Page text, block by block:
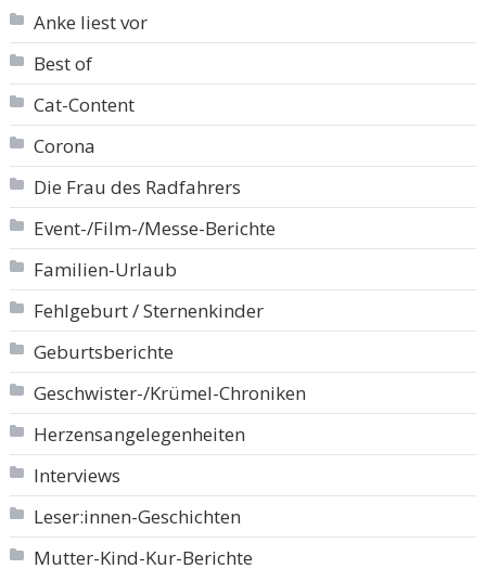
Anke liest vor
Best of
Cat-Content
Corona
Die Frau des Radfahrers
Event-/Film-/Messe-Berichte
Familien-Urlaub
Fehlgeburt / Sternenkinder
Geburtsberichte
Geschwister-/Krümel-Chroniken
Herzensangelegenheiten
Interviews
Leser:innen-Geschichten
Mutter-Kind-Kur-Berichte